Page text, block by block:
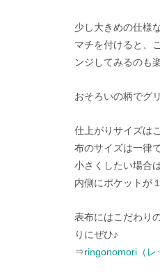
少し大きめの仕様
マチを付けると、
ンジしてみるのも
おそろいの柄でグ
仕上がりサイズは
布のサイズは一律
小さくしたい場合
内側にポケットが
表布にはこだわり
りにぜひ♪
⇒ringonomori（レ